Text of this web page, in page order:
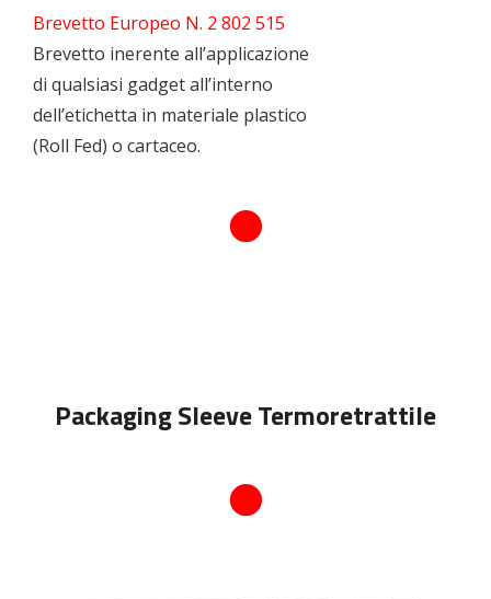
Brevetto Europeo N. 2 802 515
Brevetto inerente all’applicazione
di qualsiasi gadget all’interno
dell’etichetta in materiale plastico
(Roll Fed) o cartaceo.
Packaging Sleeve Termoretrattile